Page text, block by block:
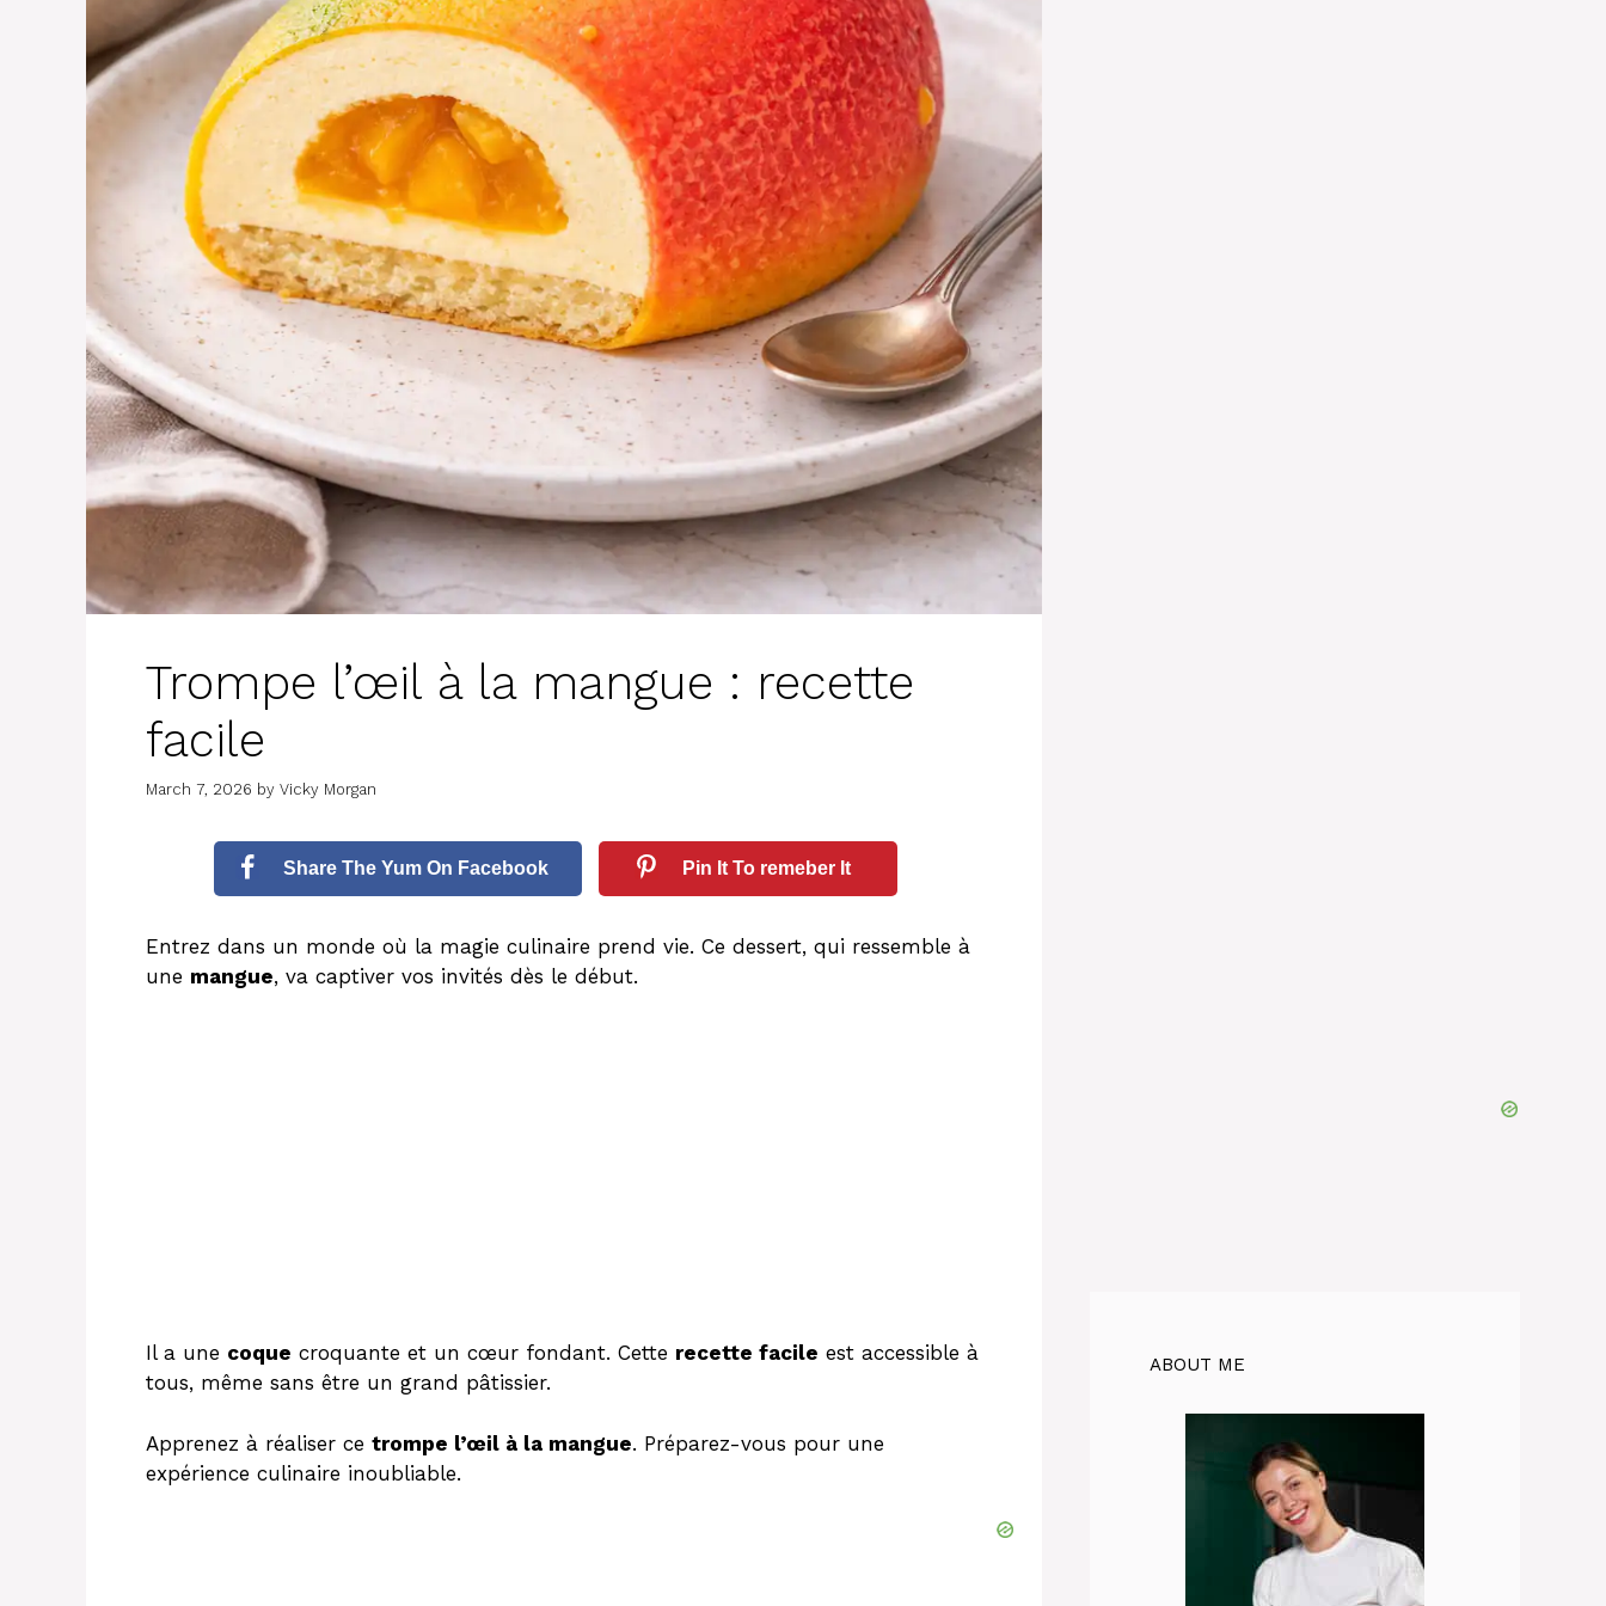
Trompe l’œil à la mangue : recette
facile
March 7, 2026 by Vicky Morgan
Share The Yum On Facebook Pin It To remeber It
Entrez dans un monde où la magie culinaire prend vie. Ce dessert, qui ressemble à
une mangue, va captiver vos invités dès le début.
Il a une coque croquante et un cœur fondant. Cette recette facile est accessible à
tous, même sans être un grand pâtissier.
Apprenez à réaliser ce trompe l’œil à la mangue. Préparez-vous pour une
expérience culinaire inoubliable.
ABOUT ME